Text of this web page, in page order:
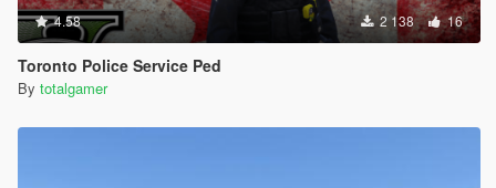
4.58 2 138 16
Toronto Police Service Ped
By totalgamer